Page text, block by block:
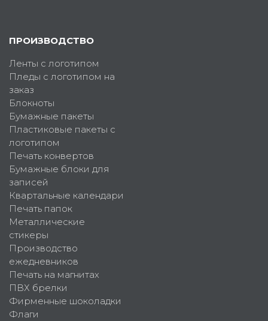
ПРОИЗВОДСТВО
Ленты с логотипом
Пледы с логотипом на
заказ
Блокноты
Бумажные пакеты
Пластиковые пакеты с
логотипом
Печать конвертов
Бумажные блоки для
записей
Квартальные календари
Печать папок
Металлические
стикеры
Производство
ежедневников
Печать на магнитах
ПВХ брелки
Фирменные шоколадки
Флаги